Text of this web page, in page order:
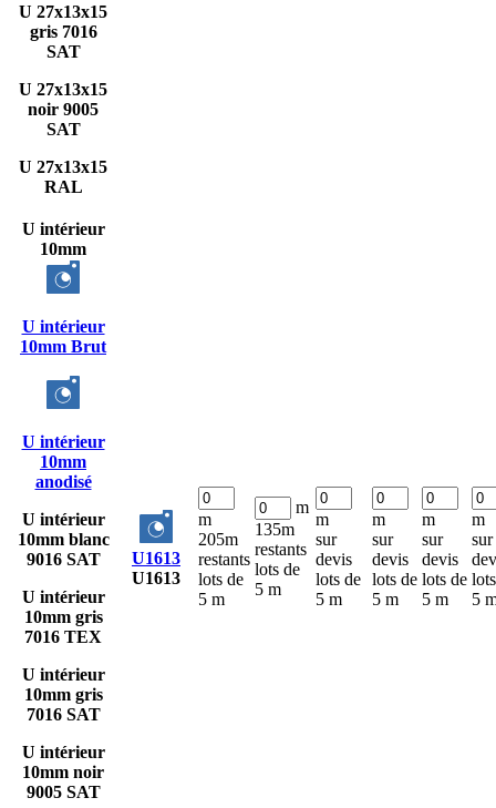
U 27x13x15
gris 7016
SAT
U 27x13x15
noir 9005
SAT
U 27x13x15
RAL
U intérieur
10mm
U intérieur
10mm Brut
U intérieur
10mm
anodisé
U intérieur
10mm blanc
9016 SAT
U intérieur
10mm gris
7016 TEX
U intérieur
10mm gris
7016 SAT
U intérieur
10mm noir
9005 SAT
U1613
U1613
m
205m
restants
lots de
5 m
m
135m
restants
lots de
5 m
m
sur
devis
lots de
5 m
m
sur
devis
lots de
5 m
m
sur
devis
lots de
5 m
m
sur
5